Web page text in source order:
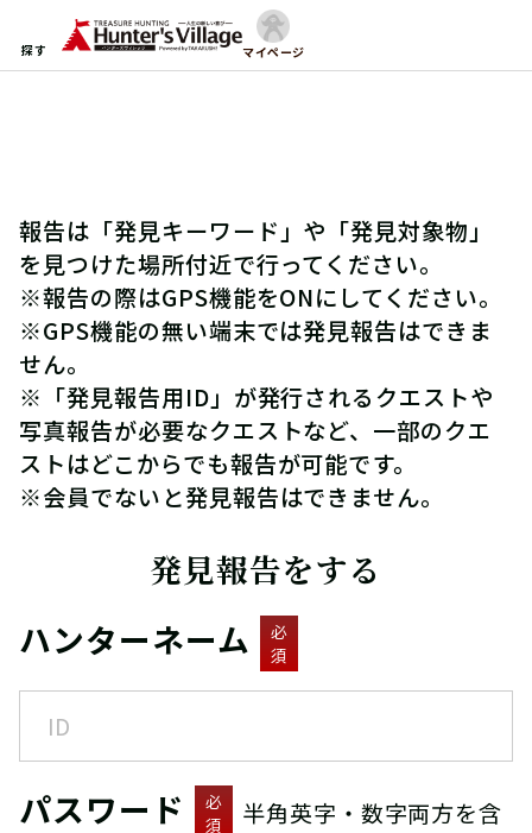
探す マイページ
報告は「発見キーワード」や「発見対象物」
を見つけた場所付近で行ってください。
※報告の際はGPS機能をONにしてください。
※GPS機能の無い端末では発見報告はできま
せん。
※「発見報告用ID」が発行されるクエストや
写真報告が必要なクエストなど、一部のクエ
ストはどこからでも報告が可能です。
※会員でないと発見報告はできません。
発見報告をする
ハンターネーム
必
須
パスワード
必
須
半角英字・数字両方を含